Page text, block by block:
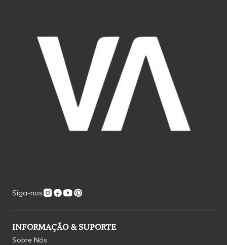
Siga-nos
INFORMAÇÃO & SUPORTE
Sobre Nós